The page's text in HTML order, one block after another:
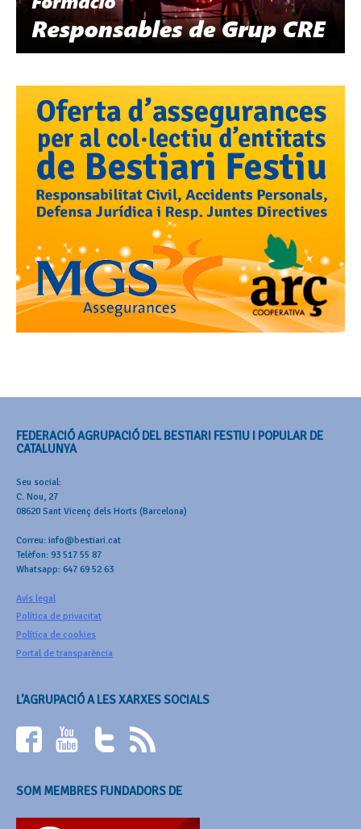
FEDERACIÓ AGRUPACIÓ DEL BESTIARI FESTIU I POPULAR DE
CATALUNYA
Seu social:
C. Nou, 27
08620 Sant Vicenç dels Horts (Barcelona)
Correu: info@bestiari.cat
Telèfon: 93 517 55 87
Whatsapp: 647 69 52 63
Avís legal
Política de privacitat
Política de cookies
Portal de transparència
L’AGRUPACIÓ A LES XARXES SOCIALS
SOM MEMBRES FUNDADORS DE